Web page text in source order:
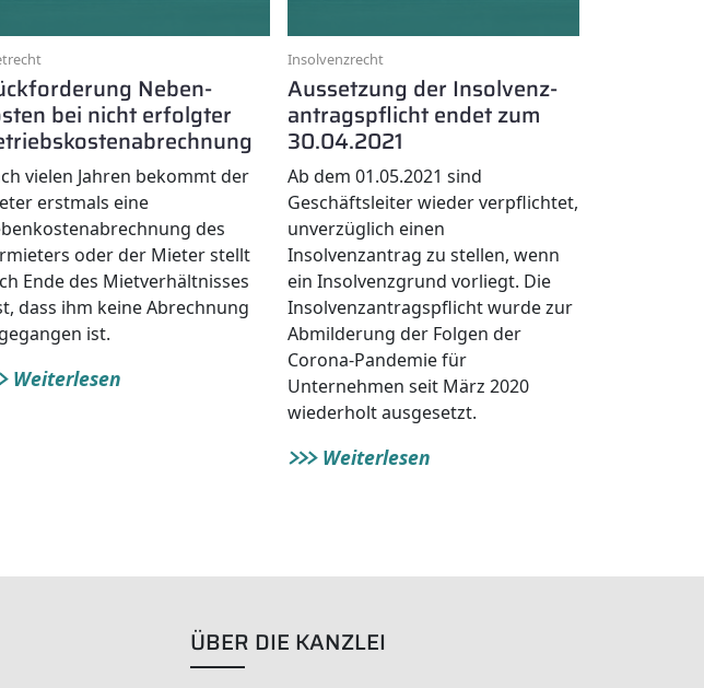
Neben­
bei nicht erfolgter
vielen Jahren bekommt der
erstmals eine
des
oder der Mieter stellt
Ende des Mietverhältnisses
dass ihm keine Abrechnung
ist.
Weiterlesen
Insolvenzrecht
Aussetzung der Insolvenz­
antrags­pflicht endet zum
30.04.2021
Ab dem 01.05.2021 sind
Geschäftsleiter wieder verpflichtet,
unverzüglich einen
Insolvenzantrag zu stellen, wenn
ein Insolvenzgrund vorliegt. Die
Insolvenz­antrags­pflicht wurde zur
Abmilderung der Folgen der
Corona-Pandemie für
Unternehmen seit März 2020
wiederholt ausgesetzt.
Weiterlesen
ÜBER DIE KANZLEI